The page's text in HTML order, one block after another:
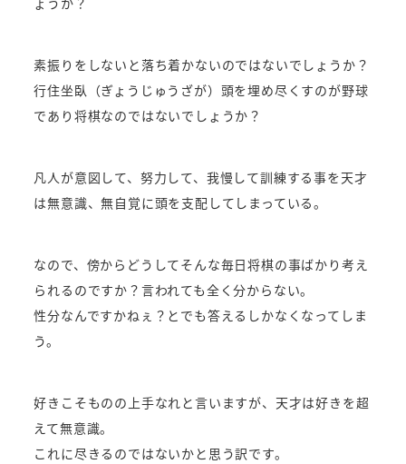
素振りをしないと落ち着かないのではないでしょうか？
行住坐臥（ぎょうじゅうざが）頭を埋め尽くすのが野球
であり将棋なのではないでしょうか？
凡人が意図して、努力して、我慢して訓練する事を天才
は無意識、無自覚に頭を支配してしまっている。
なので、傍からどうしてそんな毎日将棋の事ばかり考え
られるのですか？言われても全く分からない。
性分なんですかねぇ？とでも答えるしかなくなってしま
う。
好きこそものの上手なれと言いますが、天才は好きを超
えて無意識。
これに尽きるのではないかと思う訳です。